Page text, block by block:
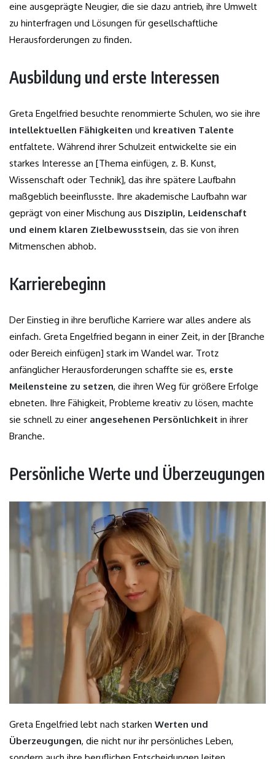
eine ausgeprägte Neugier, die sie dazu antrieb, ihre Umwelt
zu hinterfragen und Lösungen für gesellschaftliche
Herausforderungen zu finden.
Ausbildung und erste Interessen
Greta Engelfried besuchte renommierte Schulen, wo sie ihre
intellektuellen Fähigkeiten und kreativen Talente
entfaltete. Während ihrer Schulzeit entwickelte sie ein
starkes Interesse an [Thema einfügen, z. B. Kunst,
Wissenschaft oder Technik], das ihre spätere Laufbahn
maßgeblich beeinflusste. Ihre akademische Laufbahn war
geprägt von einer Mischung aus Disziplin, Leidenschaft
und einem klaren Zielbewusstsein, das sie von ihren
Mitmenschen abhob.
Karrierebeginn
Der Einstieg in ihre berufliche Karriere war alles andere als
einfach. Greta Engelfried begann in einer Zeit, in der [Branche
oder Bereich einfügen] stark im Wandel war. Trotz
anfänglicher Herausforderungen schaffte sie es, erste
Meilensteine zu setzen, die ihren Weg für größere Erfolge
ebneten. Ihre Fähigkeit, Probleme kreativ zu lösen, machte
sie schnell zu einer angesehenen Persönlichkeit in ihrer
Branche.
Persönliche Werte und Überzeugungen
Greta Engelfried lebt nach starken Werten und
Überzeugungen, die nicht nur ihr persönliches Leben,